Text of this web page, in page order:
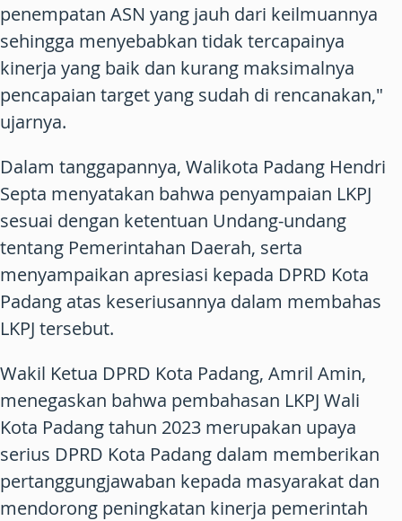
penempatan ASN yang jauh dari keilmuannya
sehingga menyebabkan tidak tercapainya
kinerja yang baik dan kurang maksimalnya
pencapaian target yang sudah di rencanakan,"
ujarnya.
Dalam tanggapannya, Walikota Padang Hendri
Septa menyatakan bahwa penyampaian LKPJ
sesuai dengan ketentuan Undang-undang
tentang Pemerintahan Daerah, serta
menyampaikan apresiasi kepada DPRD Kota
Padang atas keseriusannya dalam membahas
LKPJ tersebut.
Wakil Ketua DPRD Kota Padang, Amril Amin,
menegaskan bahwa pembahasan LKPJ Wali
Kota Padang tahun 2023 merupakan upaya
serius DPRD Kota Padang dalam memberikan
pertanggungjawaban kepada masyarakat dan
mendorong peningkatan kinerja pemerintah